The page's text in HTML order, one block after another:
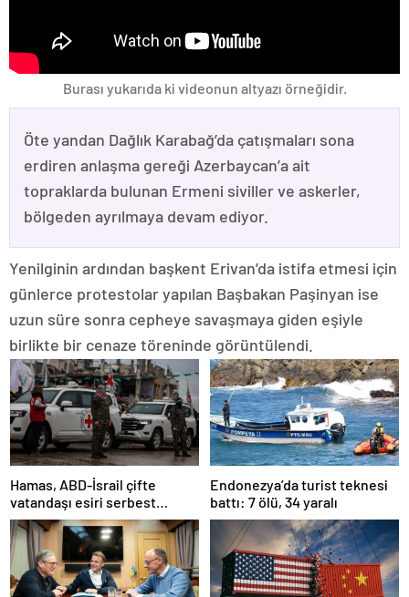
Burası yukarıda ki videonun altyazı örneğidir.
Öte yandan Dağlık Karabağ’da çatışmaları sona
erdiren anlaşma gereği Azerbaycan’a ait
topraklarda bulunan Ermeni siviller ve askerler,
bölgeden ayrılmaya devam ediyor.
Yenilginin ardından başkent Erivan’da istifa etmesi için
günlerce protestolar yapılan Başbakan Paşinyan ise
uzun süre sonra cepheye savaşmaya giden eşiyle
birlikte bir cenaze töreninde görüntülendi.
Hamas, ABD-İsrail çifte
vatandaşı esiri serbest
bırakacağını duyurdu
Endonezya’da turist teknesi
battı: 7 ölü, 34 yaralı